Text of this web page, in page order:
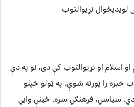
لویدیځوال نړیوالتوب
اسلام او نړیوالتوب کې دی، نو په دې
را پورته شوې، په ټولو خپلو
سیاسي، فرهنګي سره، ځینې وایي